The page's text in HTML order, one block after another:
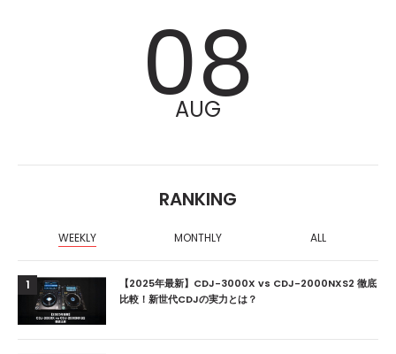
08
AUG
RANKING
WEEKLY MONTHLY ALL
1
【2025年最新】CDJ-3000X vs CDJ-2000NXS2 徹底
比較！新世代CDJの実力とは？